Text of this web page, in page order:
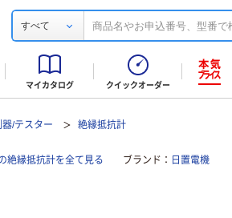
すべて
マイカタログ クイックオーダー
器/テスター 絶縁抵抗計
絶縁抵抗計を全て見る ブランド 日置電機